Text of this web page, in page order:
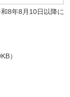
8年8月10日以降に
）